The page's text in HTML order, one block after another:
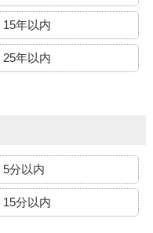
15年以内
25年以内
5分以内
15分以内